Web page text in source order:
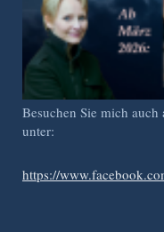
Besuchen Sie mich
unter:
https://